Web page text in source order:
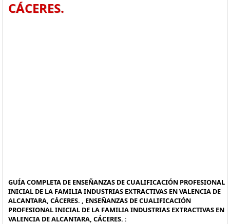
CÁCERES.
GUÍA COMPLETA DE ENSEÑANZAS DE CUALIFICACIÓN PROFESIONAL
INICIAL DE LA FAMILIA INDUSTRIAS EXTRACTIVAS EN VALENCIA DE
ALCANTARA, CÁCERES. , ENSEÑANZAS DE CUALIFICACIÓN
PROFESIONAL INICIAL DE LA FAMILIA INDUSTRIAS EXTRACTIVAS EN
VALENCIA DE ALCANTARA, CÁCERES. :